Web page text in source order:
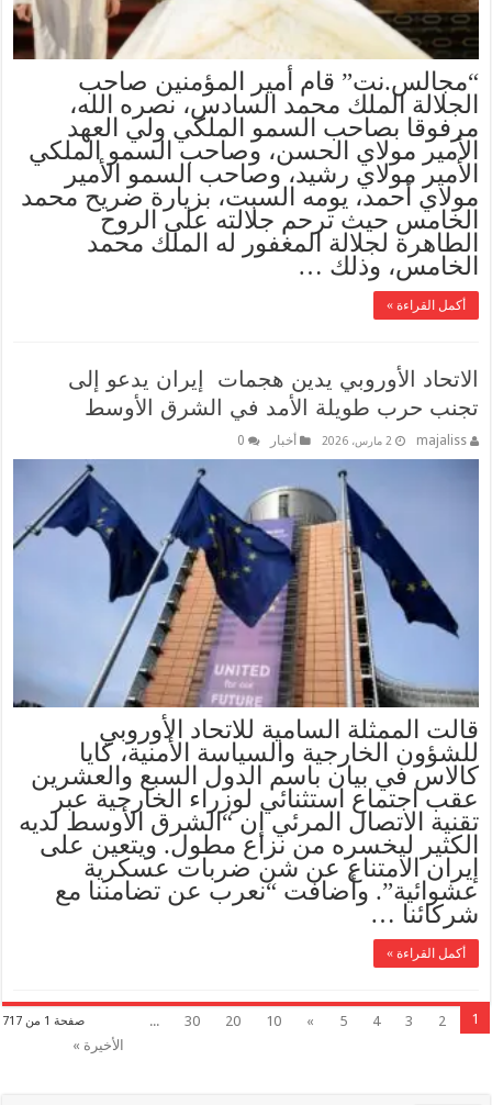
“مجالس.نت” قام أمير المؤمنين صاحب
الجلالة الملك محمد السادس، نصره الله،
مرفوقا بصاحب السمو الملكي ولي العهد
الأمير مولاي الحسن، وصاحب السمو الملكي
الأمير مولاي رشيد، وصاحب السمو الأمير
مولاي أحمد، يومه السبت، بزيارة ضريح محمد
الخامس حيث ترحم جلالته على الروح
الطاهرة لجلالة المغفور له الملك محمد
الخامس، وذلك …
أكمل القراءة »
الاتحاد الأوروبي يدين هجمات إيران يدعو إلى
تجنب حرب طويلة الأمد في الشرق الأوسط
majaliss 2 مارس، 2026 أخبار 0
قالت الممثلة السامية للاتحاد الأوروبي
للشؤون الخارجية والسياسة الأمنية، كايا
كالاس في بيان باسم الدول السبع والعشرين
عقب اجتماع استثنائي لوزراء الخارجية عبر
تقنية الاتصال المرئي إن “الشرق الأوسط لديه
الكثير ليخسره من نزاع مطول. ويتعين على
إيران الامتناع عن شن ضربات عسكرية
عشوائية”. وأضافت “نعرب عن تضامننا مع
شركائنا …
أكمل القراءة »
صفحة 1 من 717 1
2
3
4
5
»
10
20
30
...
الأخيرة »